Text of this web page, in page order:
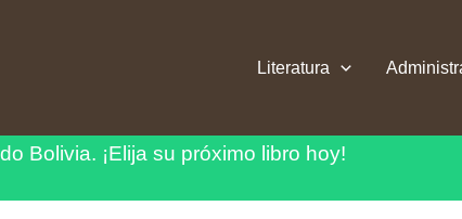
Literatura
Bolivia. ¡Elija su próximo libro hoy!